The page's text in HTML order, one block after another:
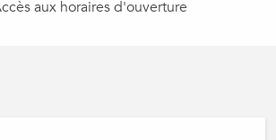
aux horaires d'ouverture